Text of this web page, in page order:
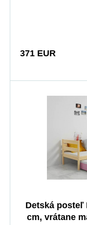
371 EUR
Detská posteľ
cm, vrátane